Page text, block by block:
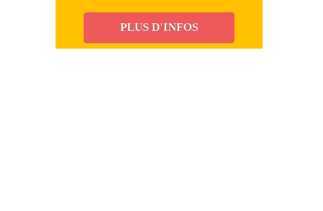
PLUS D'INFOS